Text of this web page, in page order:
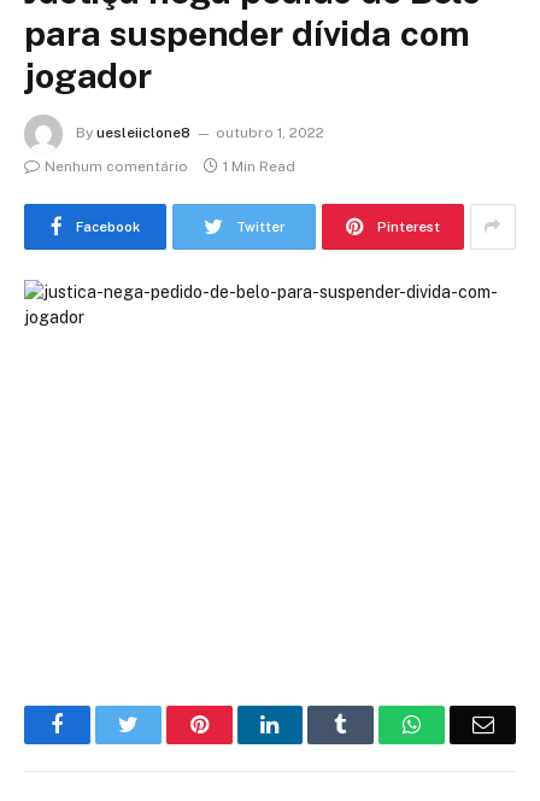
para suspender dívida com
jogador
By uesleiiclone8
outubro 1, 2022
Nenhum comentário
1 Min Read
Facebook Twitter Pinterest
FacebookTwitter PinterestLinkedIn Tumblr WhatsApp